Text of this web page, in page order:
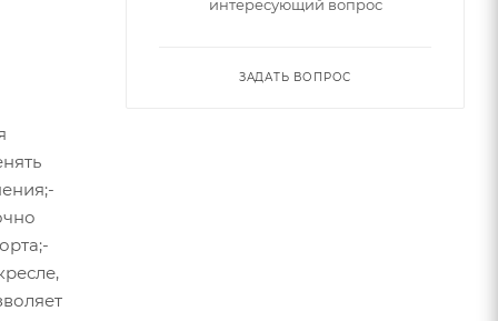
интересующий вопрос
ЗАДАТЬ ВОПРОС